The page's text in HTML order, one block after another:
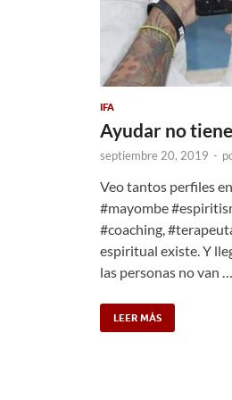
IFA
Ayudar no
septiembre 20, 2019 -
Veo tantos perfiles
#mayombe
#coaching,
espiritual existe. Y
las personas no van …
LEER MÁS